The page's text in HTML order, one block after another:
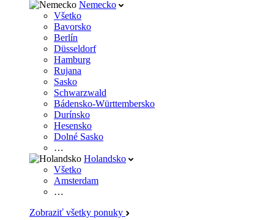
Nemecko
Všetko
Bavorsko
Berlín
Düsseldorf
Hamburg
Rujana
Sasko
Schwarzwald
Bádensko-Württembersko
Durínsko
Hesensko
Dolné Sasko
…
Holandsko
Všetko
Amsterdam
…
Zobraziť všetky ponuky